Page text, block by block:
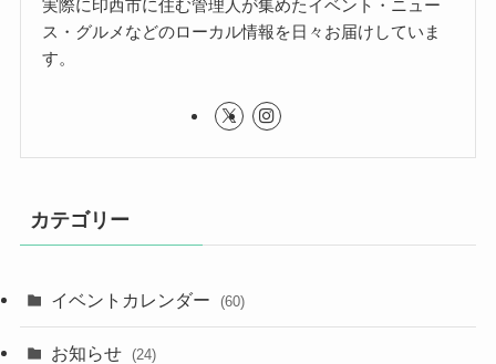
実際に印西市に住む管理人が集めたイベント・ニュー
ス・グルメなどのローカル情報を日々お届けしていま
す。
カテゴリー
イベントカレンダー (60)
お知らせ (24)